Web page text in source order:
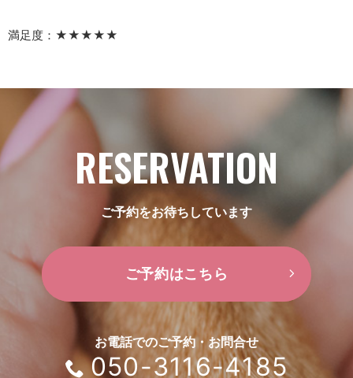
満足度：★★★★★
RESERVATION
ご予約をお待ちしています
ご予約はこちら
お電話でのご予約・お問合せ
050-3116-4185